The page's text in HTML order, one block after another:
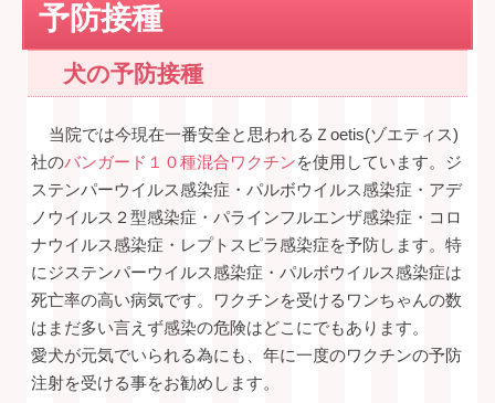
予防接種
犬の予防接種
当院では今現在一番安全と思われるＺoetis(ゾエティス)
社のバンガード１０種混合ワクチンを使用しています。ジ
ステンパーウイルス感染症・パルボウイルス感染症・アデ
ノウイルス２型感染症・パラインフルエンザ感染症・コロ
ナウイルス感染症・レプトスピラ感染症を予防します。特
にジステンパーウイルス感染症・パルボウイルス感染症は
死亡率の高い病気です。ワクチンを受けるワンちゃんの数
はまだ多い言えず感染の危険はどこにでもあります。
愛犬が元気でいられる為にも、年に一度のワクチンの予防
注射を受ける事をお勧めします。